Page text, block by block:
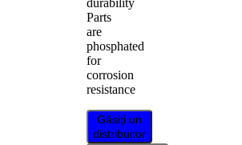
Parts
are
phosphated
for
corrosion
resistance
Găsiți un
distribuitor